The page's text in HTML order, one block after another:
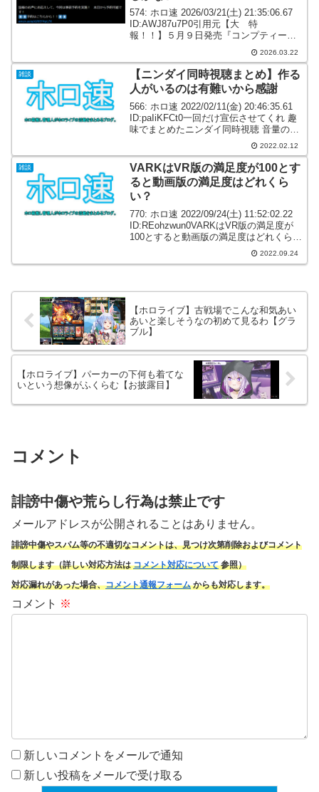
574: ホロ速 2026/03/21(土) 21:35:06.67
ID:AWJ87u7P0引用元【大 特
報！！】５月９日発売『コンプティーク
2026年6月号』にしぐれういが帰ってく
る！5月2日（土）～6月7日（日）開催の
しぐれうい展2...
2026.03.22
雑談
【ニンダイ同時視聴まとめ】作る
人がいるのは有難いから感謝
566: ホロ速 2022/02/11(金) 20:46:35.61
ID:paIiKFCt0一回だけ宣伝させてくれ 趣
味でまとめたニンダイ同時視聴 音量のバ
ランス調整がものすごく上手く行った気
がする カクテルパーティー効果というか
聞きた...
2022.02.12
雑談
VARKはVR版の満足度が100とす
ると動画版の満足度はどれくら
い？
770: ホロ速 2022/09/24(土) 11:52:02.22
ID:REohzwun0VARKはVR版の満足度が
100とすると動画版の満足度はどれくら
い？両方体験した人いたら教えてくれ
783: ホロ速 2022/09/24(土) 1...
2022.09.24
【ホロライブ】古戦場でこんな和気あい
あいと楽しそうなの初めて見るわ【グラ
ブル】
【ホロライブ】パーカーの下何も着てな
いという想像がふくらむ【お披露目】
コメント
誹謗中傷や荒らし行為は禁止です
メールアドレスが公開されることはありません。
誹謗中傷やスパム等の不適切なコメントは、見つけ次第削除およびコメント
制限します（詳しい対応方法はコメント対応について参照）
対応漏れがあった場合、コメント通報フォームからも対応します。
コメント ※
新しいコメントをメールで通知
新しい投稿をメールで受け取る